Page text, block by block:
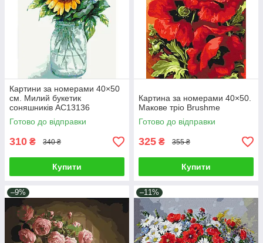
Картини за номерами 40×50
см. Милий букетик
соняшників АС13136
Готово до відправки
310 ₴ 340 ₴
Купити
Картина за номерами 40×50.
Макове тріо Brushme
Готово до відправки
325 ₴ 355 ₴
Купити
–9% –11%